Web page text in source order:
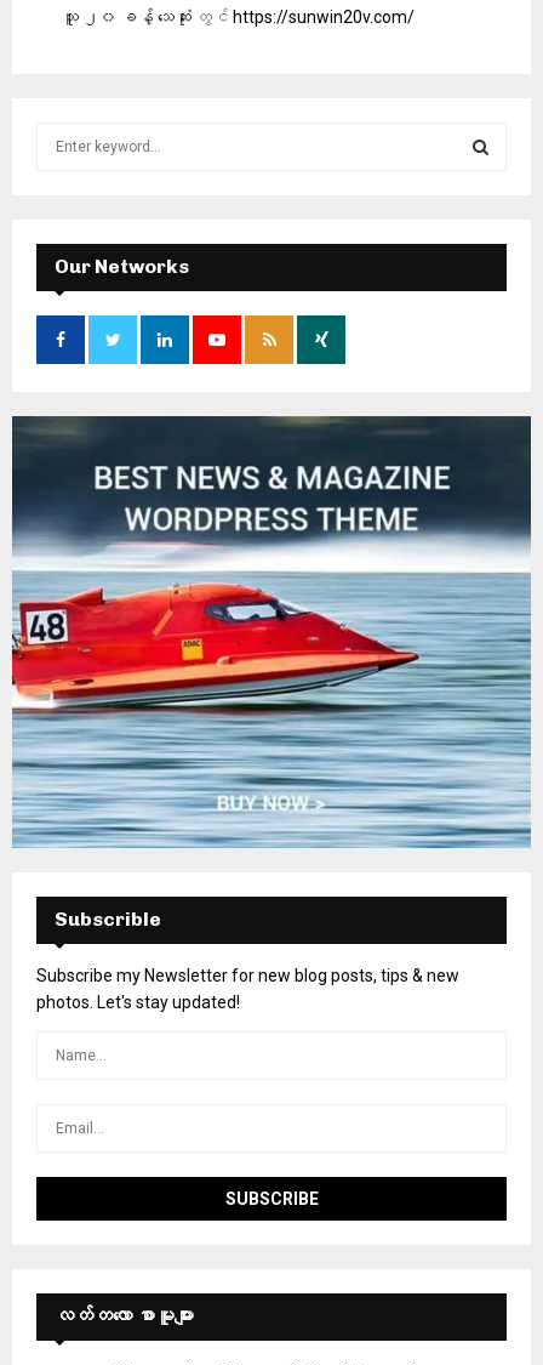
သူ ၂၀ ခန့် သေဆုံး တွင် https://sunwin20v.com/
f
o
:
E
A
Our Networks
Subscrible
Subscribe my Newsletter for new blog posts, tips & new
photos. Let's stay updated!
လတ်တ‌လော စာမူများ